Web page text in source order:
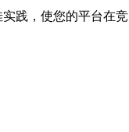
践，使您的平台在竞